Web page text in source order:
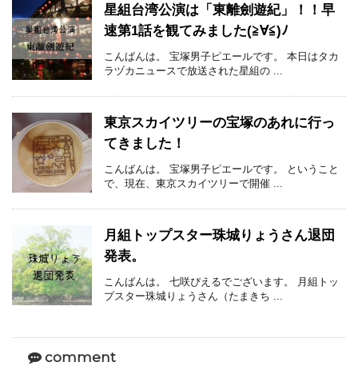
星組台湾公演は「東離劍遊紀」！！早
速第1話を観てみました(≧∀≦)ﾉ
こんばんは。 宝塚男子ピエールです。 本日はタカ
ラヅカニュースで放送された星組の ...
東京スカイツリーの宝塚のあれに行っ
てきました！
こんばんは。 宝塚男子ピエールです。 ということ
で、現在、東京スカイツリーで開催 ...
月組トップスター珠城りょうさん退団
発表。
こんばんは。 七咲ぴえるでございます。 月組トッ
プスター珠城りょうさん（たまきち ...
comment